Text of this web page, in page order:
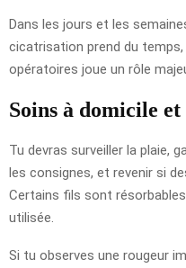
Dans les jours et les
cicatrisation prend du
opératoires joue un rôle
Soins à domicile
Tu devras surveiller la plaie,
les consignes, et revenir si
Certains fils sont
utilisée.
Si tu observes une rougeur